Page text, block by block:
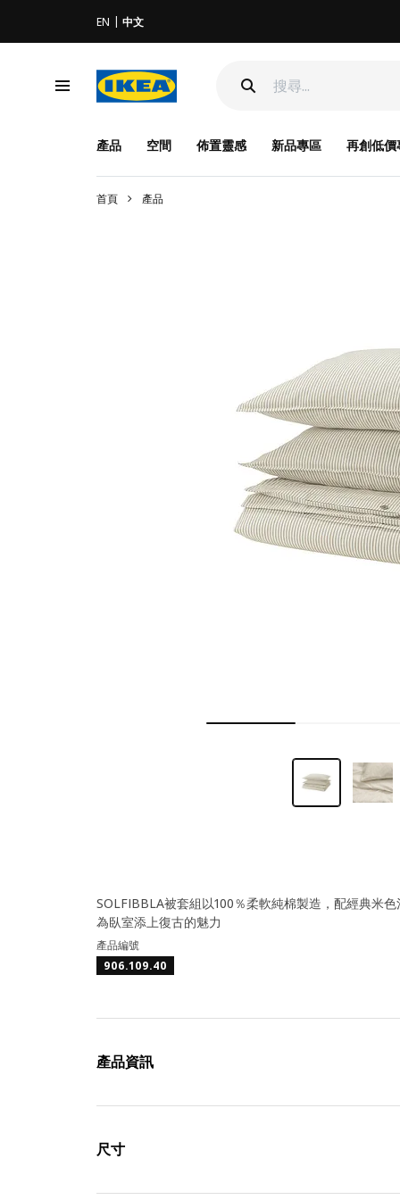
EN 中文
產品 空間 佈置靈感 新品專區 再創低價
首頁 產品
SOLFIBBLA被套組以100％柔軟純棉製造，配經典米
為臥室添上復古的魅力
產品編號
906.109.40
產品資訊
尺寸